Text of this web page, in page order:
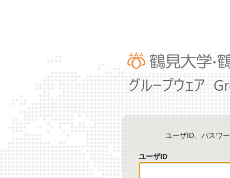
ユーザID、パスワ
ユーザID